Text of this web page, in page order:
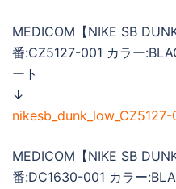
MEDICOM【NIKE SB
番:CZ5127-001 カラー
ート
↓
nikesb_dunk_low_CZ5127-
MEDICOM【NIKE SB
番:DC1630-001 カラー